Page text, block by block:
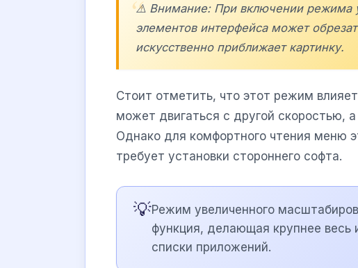
⚠️ Внимание: При включении режима
элементов интерфейса может
искусственно приближает картинку.
Стоит отметить, что этот режим
может двигаться с другой скоростью,
Однако для комфортного чтения меню
требует установки стороннего софта.
💡Режим увеличенного
функция, делающая крупнее весь
списки приложений.